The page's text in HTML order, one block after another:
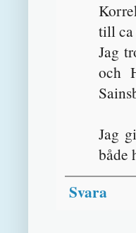
till ca
Jag
och
Jag
både
Svara